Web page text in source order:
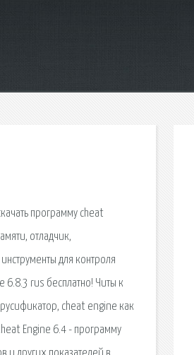
программу cheat
отладчик,
для контроля
6.8.3 rus бесплатно! Читы к
cheat engine как
Engine 6.4 - программу